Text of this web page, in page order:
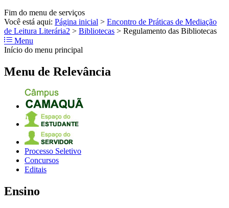
Fim do menu de serviços
Você está aqui: Página inicial > Encontro de Práticas de Mediação
de Leitura Literária2 > Bibliotecas > Regulamento das Bibliotecas
Menu
Início do menu principal
Menu de Relevância
Processo Seletivo
Concursos
Editais
Ensino